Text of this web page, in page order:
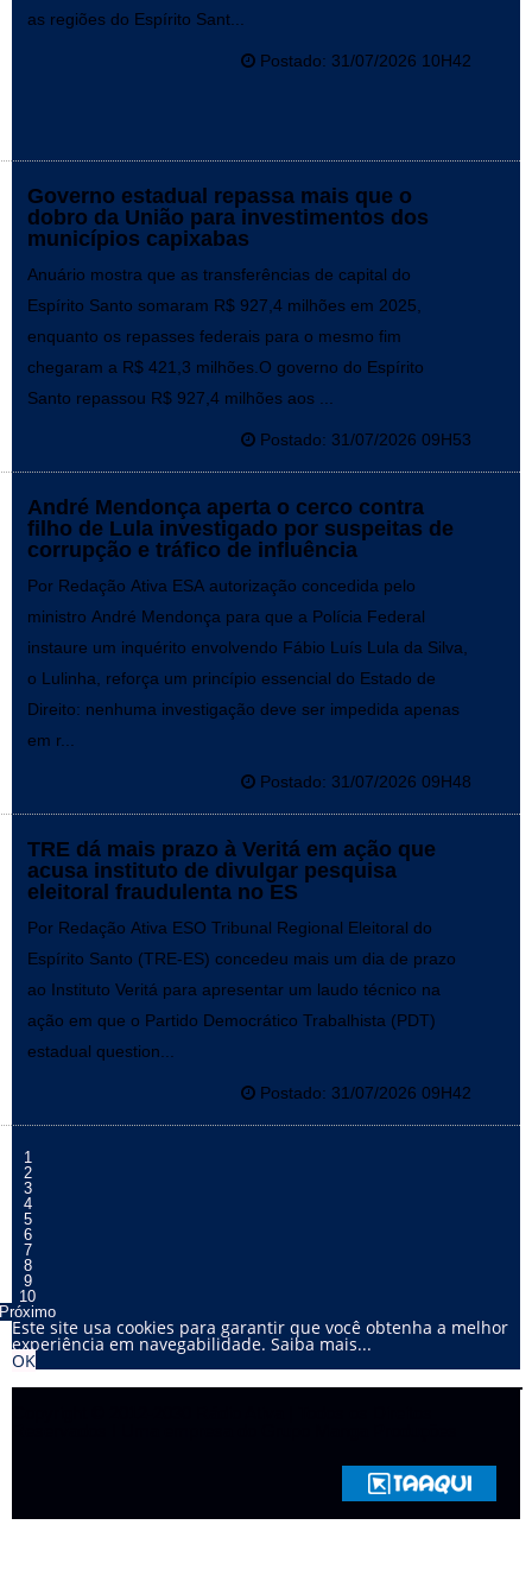
as regiões do Espírito Sant...
Postado: 31/07/2026 10H42
Governo estadual repassa mais que o
dobro da União para investimentos dos
municípios capixabas
Anuário mostra que as transferências de capital do
Espírito Santo somaram R$ 927,4 milhões em 2025,
enquanto os repasses federais para o mesmo fim
chegaram a R$ 421,3 milhões.O governo do Espírito
Santo repassou R$ 927,4 milhões aos ...
Postado: 31/07/2026 09H53
André Mendonça aperta o cerco contra
filho de Lula investigado por suspeitas de
corrupção e tráfico de influência
Por Redação Ativa ESA autorização concedida pelo
ministro André Mendonça para que a Polícia Federal
instaure um inquérito envolvendo Fábio Luís Lula da Silva,
o Lulinha, reforça um princípio essencial do Estado de
Direito: nenhuma investigação deve ser impedida apenas
em r...
Postado: 31/07/2026 09H48
TRE dá mais prazo à Veritá em ação que
acusa instituto de divulgar pesquisa
eleitoral fraudulenta no ES
Por Redação Ativa ESO Tribunal Regional Eleitoral do
Espírito Santo (TRE-ES) concedeu mais um dia de prazo
ao Instituto Veritá para apresentar um laudo técnico na
ação em que o Partido Democrático Trabalhista (PDT)
estadual question...
Postado: 31/07/2026 09H42
1
2
3
4
5
6
7
8
9
10
Próximo
Este site usa cookies para garantir que você obtenha a melhor
experiência em navegabilidade. Saiba mais...
OK